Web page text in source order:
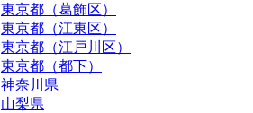
東京都（葛飾区）
東京都（江東区）
東京都（江戸川区）
東京都（都下）
神奈川県
山梨県